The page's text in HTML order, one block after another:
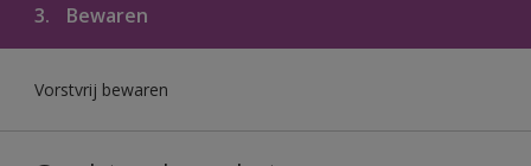
3. Bewaren
Vorstvrij bewaren